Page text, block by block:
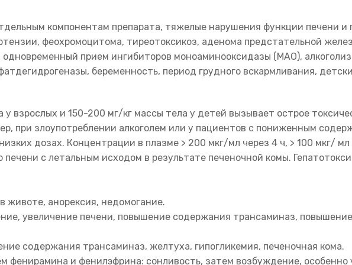
компонентам препарата, тяжелые нарушения функции печени
феохромоцитома, тиреотоксикоз, аденома предстательной
одновременный прием ингибиторов моноаминооксидазы (МАО),
беременность, период грудного вскармливания,
у взрослых и 150-200 мг/кг массы тела у детей вызывает острое
при злоупотреблении алкоголем или у пациентов с пониженным
дозах. Концентрации в плазме > 200 мкг/мл через 4 ч, > 100 мкг/
с летальным исходом в результате печеночной комы.
животе, анорексия, недомогание.
увеличение печени, повышение содержания трансаминаз,
содержания трансаминаз, желтуха, гипогликемия, печеночная кома.
фенирамина и фенилэфрина: сонливость, затем возбуждение,